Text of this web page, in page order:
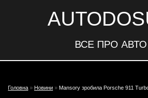
ВСЕ ПРО АВТО
Головна » Новини » Mansory зробила Porsche 911